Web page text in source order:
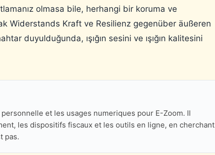
olmasa bile, herhangi bir koruma ve
Widerstands Kraft ve Resilienz gegenüber äußeren
duyulduğunda, ışığın sesini ve ışığın kalitesini
et les usages numeriques pour E-Zoom. Il
les dispositifs fiscaux et les outils en ligne, en cherchant
pas.